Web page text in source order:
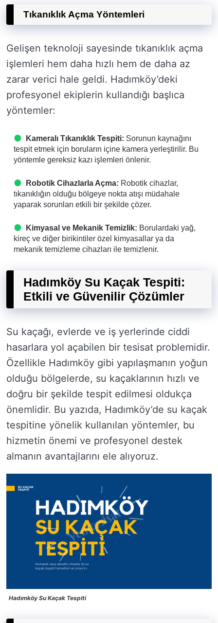
Tıkanıklık Açma Yöntemleri
Gelişen teknoloji sayesinde tıkanıklık açma
işlemleri hem daha hızlı hem de daha az
zarar verici hale geldi. Hadımköy’deki
profesyonel ekiplerin kullandığı başlıca
yöntemler:
Kameralı Tıkanıklık Tespiti: Sorunun kaynağını
tespit etmek için boruların içine kamera yerleştirilir. Bu
yöntemle gereksiz kazı işlemleri önlenir.
Robotik Cihazlarla Açma: Robotik cihazlar,
tıkanıklığın olduğu bölgeye nokta atışı müdahale
yaparak sorunları etkili bir şekilde çözer.
Kimyasal ve Mekanik Temizlik: Borulardaki yağ,
kireç ve diğer birikintiler özel kimyasallar ya da
mekanik temizleme cihazları ile temizlenir.
Hadımköy Su Kaçak Tespiti:
Etkili ve Güvenilir Çözümler
Su kaçağı, evlerde ve iş yerlerinde ciddi
hasarlara yol açabilen bir tesisat problemidir.
Özellikle Hadımköy gibi yapılaşmanın yoğun
olduğu bölgelerde, su kaçaklarının hızlı ve
doğru bir şekilde tespit edilmesi oldukça
önemlidir. Bu yazıda, Hadımköy’de su kaçak
tespitine yönelik kullanılan yöntemler, bu
hizmetin önemi ve profesyonel destek
almanın avantajlarını ele alıyoruz.
Hadımköy Su Kaçak Tespiti